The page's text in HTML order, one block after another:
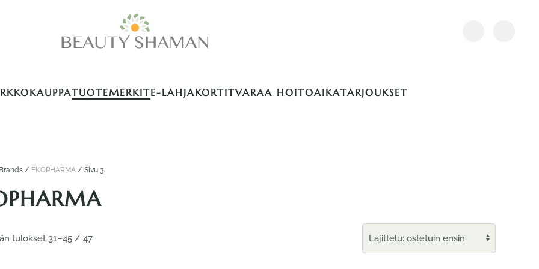
TUOTEMERKITE-LAHJAKORTITVARAA HOITOAIKATARJOUKSET
/ EKOPHARMA / Sivu 3
tulokset 31–45 / 47Suosituimmat